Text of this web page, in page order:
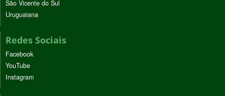
São Vicente do Sul
Uruguaiana
Redes Sociais
Facebook
YouTube
Instagram